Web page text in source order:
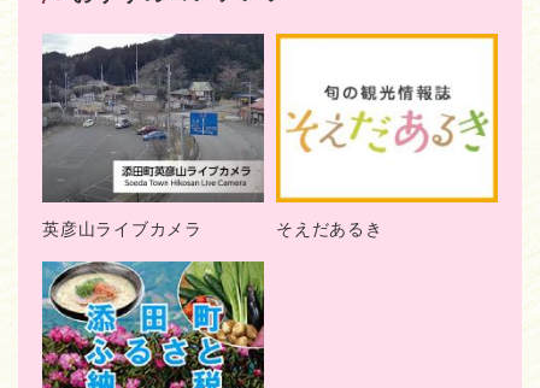
英彦山ライブカメラ そえだあるき